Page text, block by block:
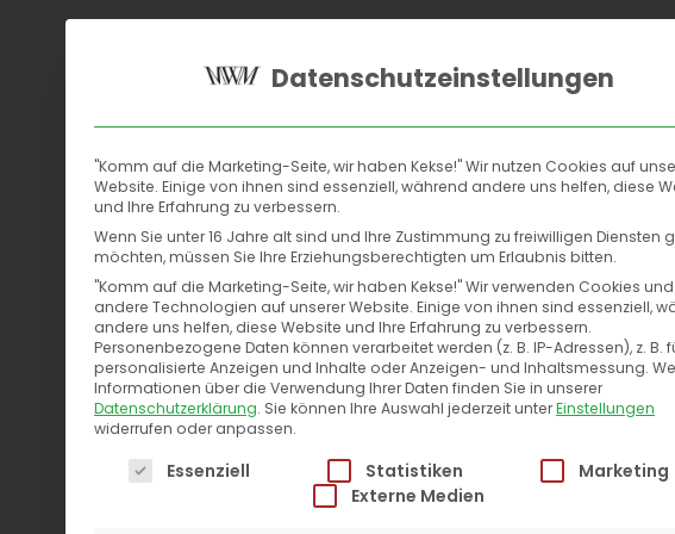
Content Marketing
Dortmund
Content-Marketing | Content Marketing Agentur Dortmund Content
Datenschutzeinstellungen
"Komm auf die Marketing-Seite, wir haben Kekse!" Wir nutzen Cookies auf
Website. Einige von ihnen sind essenziell, während andere uns helfen, diese
und Ihre Erfahrung zu verbessern.
Wenn Sie unter 16 Jahre alt sind und Ihre Zustimmung zu freiwilligen Diensten
möchten, müssen Sie Ihre Erziehungsberechtigten um Erlaubnis bitten.
"Komm auf die Marketing-Seite, wir haben Kekse!" Wir verwenden Cookies und
andere Technologien auf unserer Website. Einige von ihnen sind essenziell,
andere uns helfen, diese Website und Ihre Erfahrung zu verbessern.
Personenbezogene Daten können verarbeitet werden (z. B. IP-Adressen), z. B.
personalisierte Anzeigen und Inhalte oder Anzeigen- und Inhaltsmessung.
Informationen über die Verwendung Ihrer Daten finden Sie in unserer
Datenschutzerklärung. Sie können Ihre Auswahl jederzeit unterEinstellungen
widerrufen oder anpassen.
Es folgt eine Liste der Service-Gruppen, für die eine
Essenziell Statistiken
Marketing
Externe Medien